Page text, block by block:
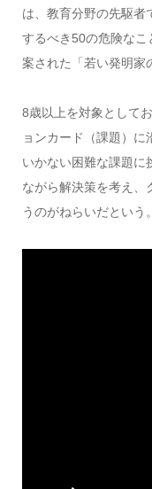
は、教育分野の先駆者
するべき 50の危険なこ
案された「若い発明家
8歳以上を対象としてお
ョンカード（課題）
いかない困難な課題に
ながら解決策を考え、
うのがねらいだという。